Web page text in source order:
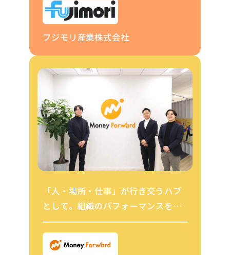
フジモリ産業株式会社
「人・場所・仕事」が行き交うハブ
として。組織のパフォーマンスを最
大限発揮できるオフィスとは